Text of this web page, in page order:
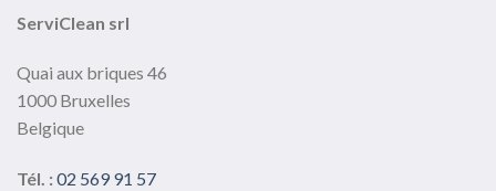
sur
page
du
produit
ServiClean srl
Quai aux briques 46
1000 Bruxelles
Belgique
Tél. : 02 569 91 57